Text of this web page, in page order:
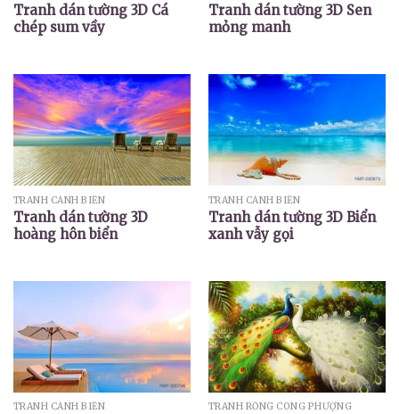
Tranh dán tường 3D Cá
chép sum vầy
Tranh dán tường 3D Sen
mỏng manh
TRANH CẢNH BIỂN
Tranh dán tường 3D
hoàng hôn biển
TRANH CẢNH BIỂN
Tranh dán tường 3D Biển
xanh vẫy gọi
TRANH CẢNH BIỂN TRANH RỒNG CÔNG PHƯỢNG